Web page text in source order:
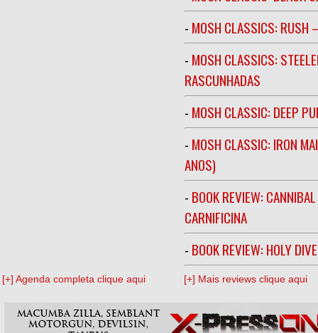
- MOSH CLASSICS: RUSH
- MOSH CLASSICS:
RASCUNHADAS
- MOSH CLASSIC: DEEP
- MOSH CLASSIC: IRON
ANOS)
- BOOK REVIEW:
CARNIFICINA
- BOOK REVIEW: HOLY
[+] Agenda completa clique aqui [+] Mais reviews clique aqui